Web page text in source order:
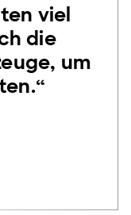
viel
die
um